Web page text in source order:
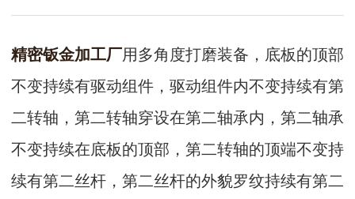
精密钣金加工厂用多角度打磨装备，底板的顶部
不变持续有驱动组件，驱动组件内不变持续有第
二转轴，第二转轴穿设在第二轴承内，第二轴承
不变持续在底板的顶部，第二转轴的顶端不变持
续有第二丝杆，第二丝杆的外貌罗纹持续有第二